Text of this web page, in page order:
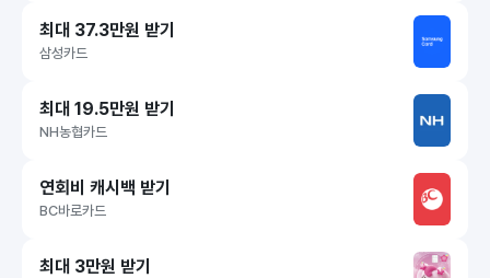
최대 37.3만원 받기
삼성카드
최대 19.5만원 받기
NH농협카드
연회비 캐시백 받기
BC바로카드
최대 3만원 받기